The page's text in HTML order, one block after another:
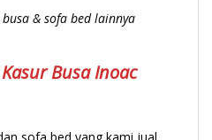
& sofa bed lainnya
Busa Inoac